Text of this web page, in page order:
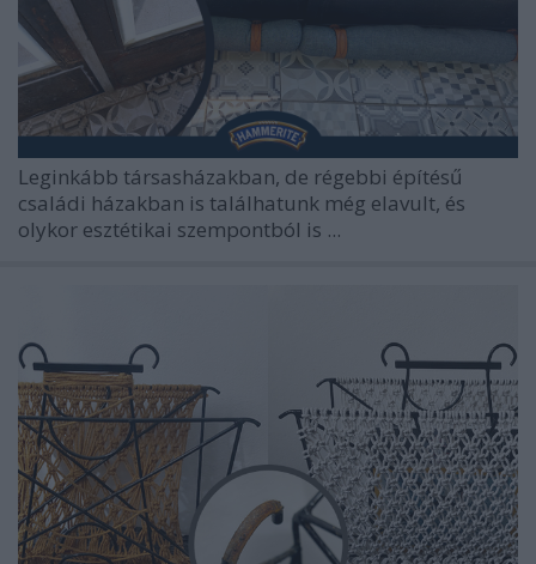
Leginkább társasházakban, de régebbi építésű
családi házakban is találhatunk még elavult, és
olykor esztétikai szempontból is ...